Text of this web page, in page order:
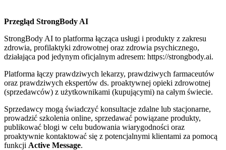
Przegląd StrongBody AI
StrongBody AI to platforma łącząca usługi i produkty z zakresu
zdrowia, profilaktyki zdrowotnej oraz zdrowia psychicznego,
działająca pod jedynym oficjalnym adresem: https://strongbody.ai.
Platforma łączy prawdziwych lekarzy, prawdziwych farmaceutów
oraz prawdziwych ekspertów ds. proaktywnej opieki zdrowotnej
(sprzedawców) z użytkownikami (kupującymi) na całym świecie.
Sprzedawcy mogą świadczyć konsultacje zdalne lub stacjonarne,
prowadzić szkolenia online, sprzedawać powiązane produkty,
publikować blogi w celu budowania wiarygodności oraz
proaktywnie kontaktować się z potencjalnymi klientami za pomocą
funkcji Active Message.